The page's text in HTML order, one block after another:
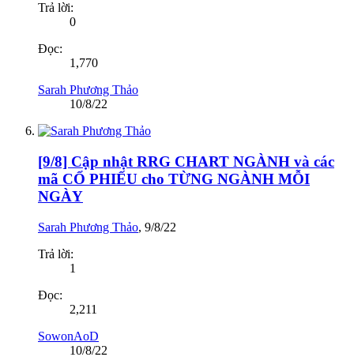
Trả lời:
0
Đọc:
1,770
Sarah Phương Thảo
10/8/22
[9/8] Cập nhật RRG CHART NGÀNH và các
mã CỔ PHIẾU cho TỪNG NGÀNH MỖI
NGÀY
Sarah Phương Thảo, 9/8/22
Trả lời:
1
Đọc:
2,211
SowonAoD
10/8/22